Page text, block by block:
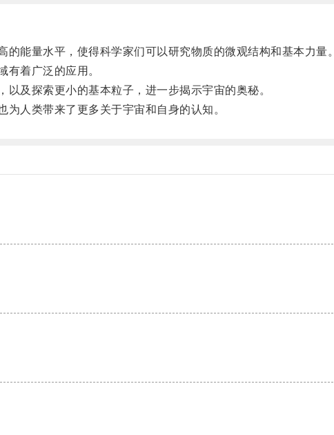
能量水平，使得科学家们可以研究物质的微观结构和基本力量。
着广泛的应用。
及探索更小的基本粒子，进一步揭示宇宙的奥秘。
人类带来了更多关于宇宙和自身的认知。